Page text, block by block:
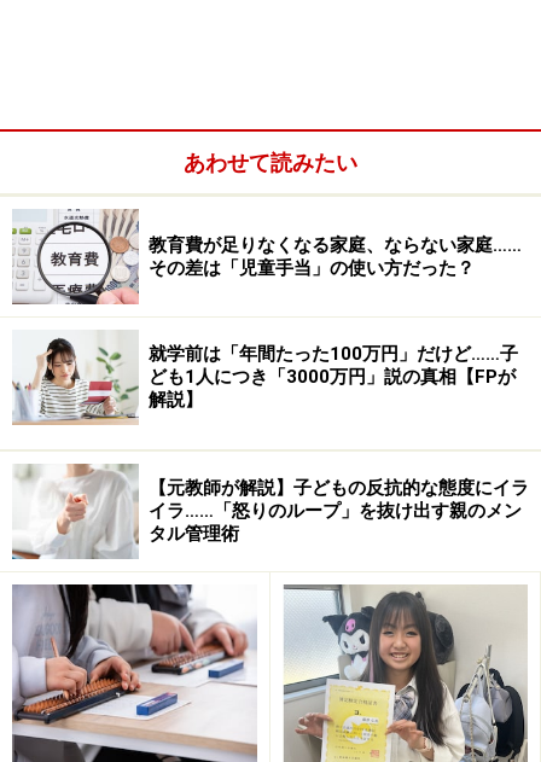
居心地が悪ければ「距離を置く」のが大切な選択
事例2. 一緒に遊ぶ約束が「子守り」に使われるようにな
り……
持ちつ持たれつの関係を！ 「できないこと」はきっぱり
伝える
学生時代の友だちとは違う「ママ友」、価値観は違って
当然
事例1. 料理を持ち寄ってママ友宅、手作り
賞賛で市販品は気まずい
料理を持ち寄ってママ友宅へ。
【相談内容】
長男が生後6カ月のときの話です。初めての子だったた
あわせて読みたい
教育費が足りなくなる家庭、ならない家庭……
その差は「児童手当」の使い方だった？
就学前は「年間たった100万円」だけど……子
ども1人につき「3000万円」説の真相【FPが
解説】
【元教師が解説】子どもの反抗的な態度にイラ
イラ……「怒りのループ」を抜け出す親のメン
タル管理術